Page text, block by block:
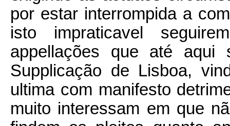
por estar interrompida a
isto impraticavel
appellações que até
Supplicação de Lisboa,
ultima com manifesto
muito interessam em que